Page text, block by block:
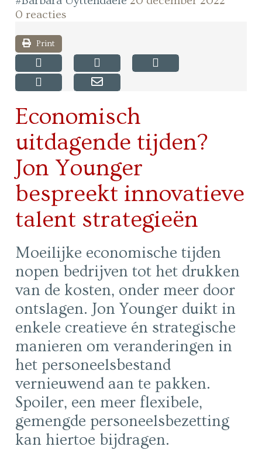
0 reacties
Print
Economisch
uitdagende tijden?
Jon Younger
bespreekt innovatieve
talent strategieën
Moeilijke economische tijden
nopen bedrijven tot het drukken
van de kosten, onder meer door
ontslagen. Jon Younger duikt in
enkele creatieve én strategische
manieren om veranderingen in
het personeelsbestand
vernieuwend aan te pakken.
Spoiler, een meer flexibele,
gemengde personeelsbezetting
kan hiertoe bijdragen.